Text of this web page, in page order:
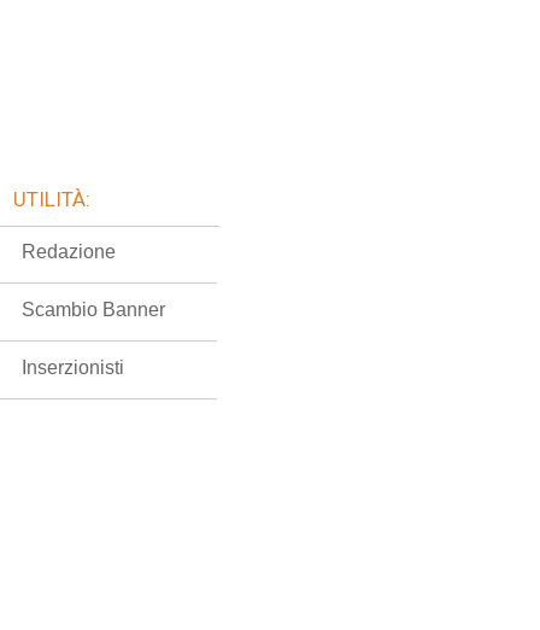
UTILITÀ:
Redazione
Scambio Banner
Inserzionisti